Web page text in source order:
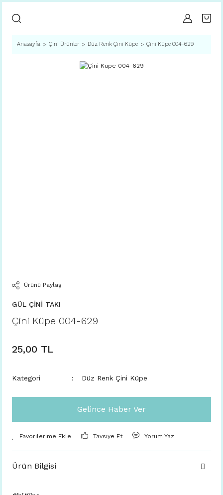
Anasayfa Çini Ürünler Düz Renk Çini Küpe Çini Küpe 004-629
Ürünü Paylaş
GÜL ÇİNİ TAKI
Çini Küpe 004-629
25,00 TL
Kategori Düz Renk Çini Küpe
Gelince Haber Ver
Tavsiye Et Yorum Yaz
Ürün Bilgisi